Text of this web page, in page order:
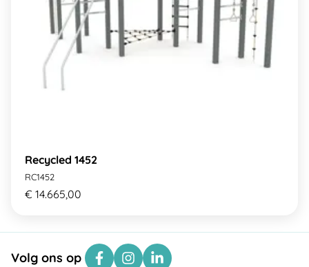
Recycled 1452
RC1452
€ 14.665,00
Volg ons op